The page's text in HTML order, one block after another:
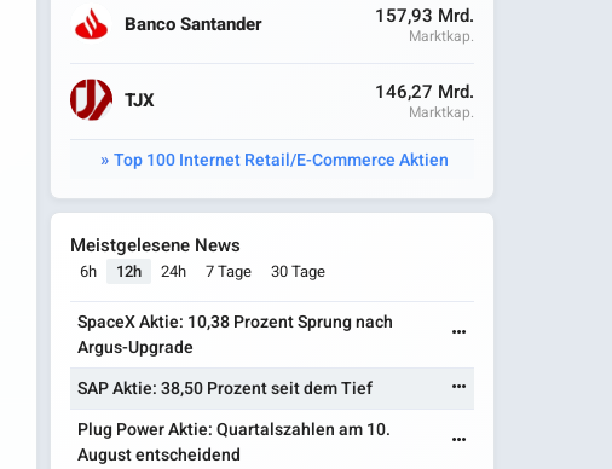
Banco Santander 157,93 Mrd.
Marktkap.
TJX 146,27 Mrd.
Marktkap.
Top 100 Internet Retail/E-Commerce Aktien
Meistgelesene News
6h 12h 24h 7 Tage 30 Tage
SpaceX Aktie: 10,38 Prozent Sprung nach
Argus-Upgrade
SAP Aktie: 38,50 Prozent seit dem Tief
Plug Power Aktie: Quartalszahlen am 10.
August entscheidend